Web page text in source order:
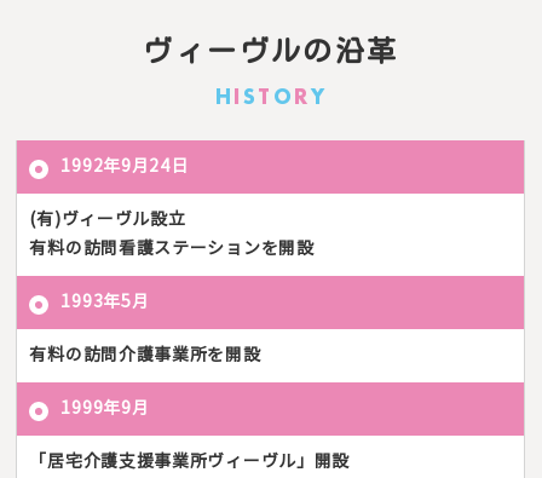
ヴィーヴルの沿革
HIST ORY
1992年9月24日
(有)ヴィーヴル設立
有料の訪問看護ステーションを開設
1993年5月
有料の訪問介護事業所を開設
1999年9月
「居宅介護支援事業所ヴィーヴル」開設